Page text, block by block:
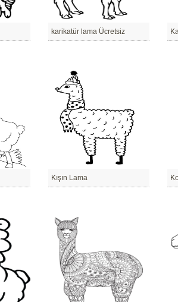
karikatür lama Ücretsiz
Kışın Lama